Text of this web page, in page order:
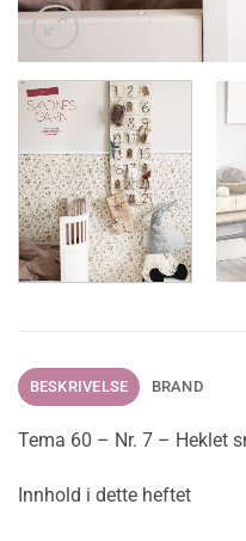
BESKRIVELSE BRAND
Tema 60 – Nr. 7 – Heklet
Innhold i dette heftet